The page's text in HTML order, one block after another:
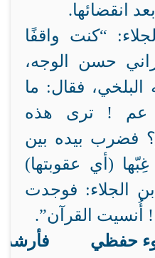
انقضائها.
“كنت واقفًا
حسن الوجه،
البلخي، فقال: ما
عم ! ترى هذه
فضرب بيده بين
(أي عقوبتها)
الجلاء: فوجدت
! أُنسيت القرآن”.
حفظي